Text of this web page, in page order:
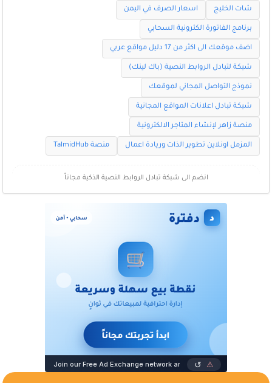
شات الخليج اسعار الصرف في اليمن
برنامج الفاتورة الكترونية السحابي
اضف موقعك الى اكثر من 17 دليل مواقع عربي
شبكة لتبادل الروابط النصية (باك لينك)
نموذج التواصل المجاني لموقعك
شبكة تبادل اعلانات المواقع المجانية
منصة زاهر لإنشاء المتاجر الالكترونية
المزمل اونلاين تطوير الذات وريادة اعمال منصة TalmidHub
انضم الى شبكة تبادل الروابط النصية الذكية مجاناً